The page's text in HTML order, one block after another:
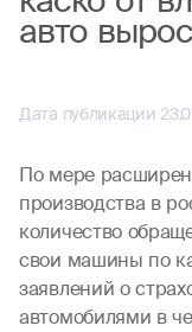
авто
Дата публикации
По мере
производства в
количество
свои машины по
заявлений о
автомобилями в